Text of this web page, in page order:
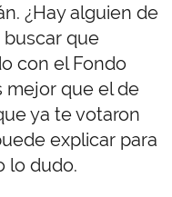
¿Hay alguien de
buscar que
con el Fondo
mejor que el de
ya te votaron
explicar para
lo dudo.